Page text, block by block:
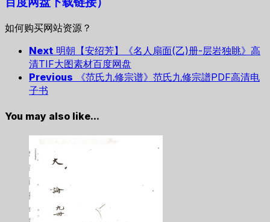
如何购买网站资源？
Next 明朝【安绍芳】《名人扇面(乙)册-层岩独眺》高
清TIF大图素材百度网盘
Previous
《范氏九修宗谱》范氏九修宗譜PDF高清电
子书
You may also like...